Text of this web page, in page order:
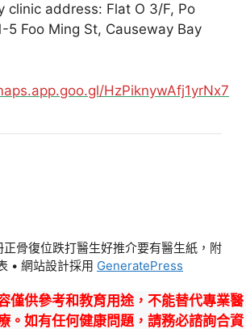
clinic address: Flat O 3/F, Po
5 Foo Ming St, Causeway Bay
HzPiknywAfj1yrNx7
骨復位跌打醫生好推介要有醫生紙，附
• 網站設計採用 GeneratePress
僅供參考和教育用途，不能替代專業醫
。如有任何健康問題，請務必諮詢合資